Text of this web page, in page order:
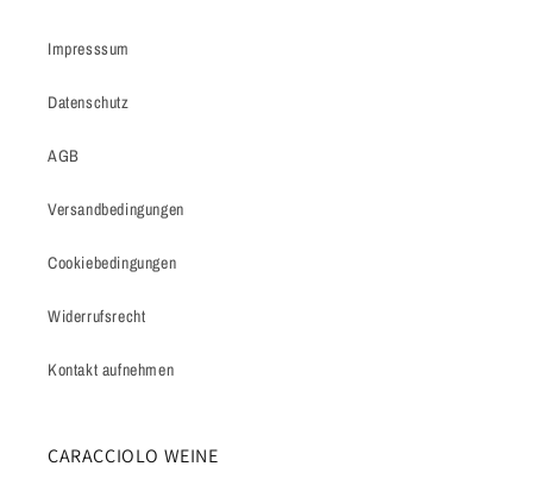
Impresssum
Datenschutz
AGB
Versandbedingungen
Cookiebedingungen
Widerrufsrecht
Kontakt aufnehmen
CARACCIOLO WEINE